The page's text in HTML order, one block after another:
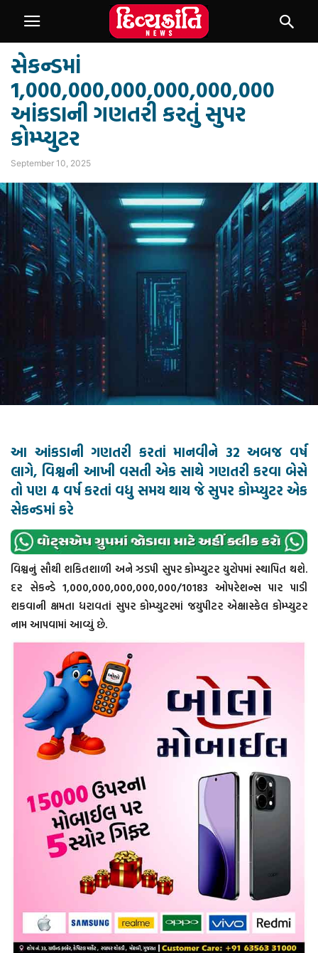
સેકન્ડમાં
1,000,000,000,000,000,000
આંકડાની ગણતરી કરતું સુપર
કોમ્પ્યુટર
September 10, 2025
આ આંકડાની ગણતરી કરતાં માનવીને 32 અબજ વર્ષ
લાગે, વિશ્વની આખી વસતી એક સાથે ગણતરી કરવા બેસે
તો પણ 4 વર્ષ કરતાં વધુ સમય થાય જે સુપર કોમ્પ્યુટર એક
સેકન્ડમાં કરે
વિશ્વનું સૌથી શકિતશાળી અને ઝડપી સુપર કોમ્પ્યુટર યુરોપમાં સ્થાપિત થશે.
દર સેકન્ડે 1,000,000,000,000,000/10183 ઓપરેશન્સ પાર પાડી
શકવાની ક્ષમતા ધરાવતાં સુપર કોમ્પ્યુટરમાં જયુપીટર એક્ષાસ્કેલ કોમ્પ્યુટર
નામ આપવામાં આવ્યું છે.